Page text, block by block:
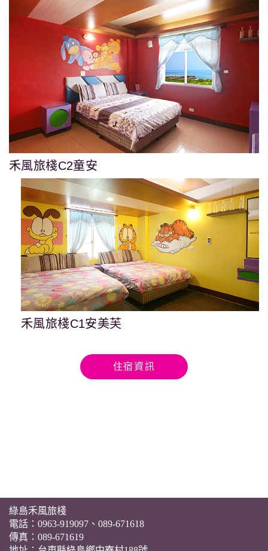
禾風旅棧C2童安
禾風旅棧C1安美芙
住宿資訊
綠島禾風旅棧
電話：0963-919097、089-671618
傳真：089-671619